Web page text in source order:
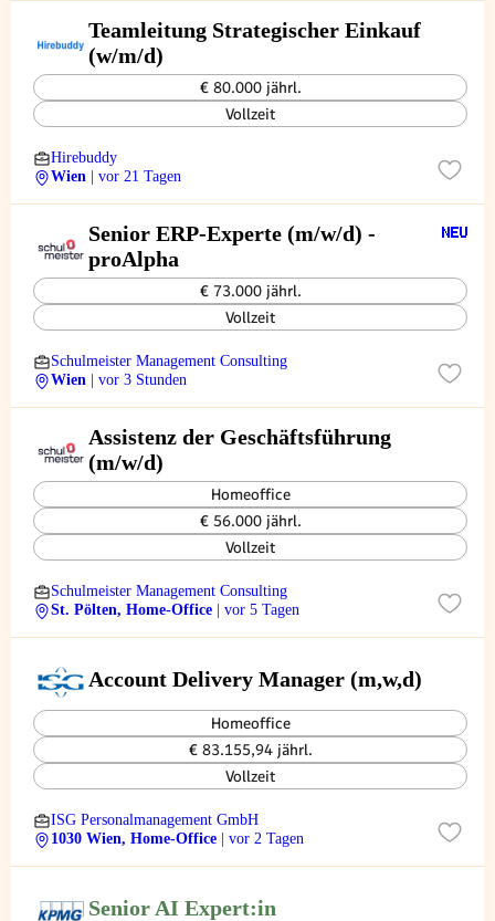
Teamleitung Strategischer Einkauf
(w/m/d)
€ 80.000 jährl.
Vollzeit
Hirebuddy
Wien
| vor 21 Tagen
Senior ERP-Experte (m/w/d) -
proAlpha
€ 73.000 jährl.
Vollzeit
Schulmeister Management Consulting
Wien
| vor 3 Stunden
Assistenz der Geschäftsführung
(m/w/d)
Homeoffice
€ 56.000 jährl.
Vollzeit
Schulmeister Management Consulting
St. Pölten, Home-Office
| vor 5 Tagen
Account Delivery Manager (m,w,d)
Homeoffice
€ 83.155,94 jährl.
Vollzeit
ISG Personalmanagement GmbH
1030 Wien, Home-Office
| vor 2 Tagen
Senior AI Expert:in